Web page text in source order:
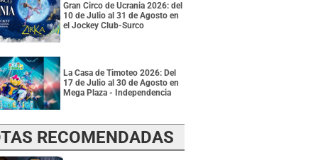
Gran Circo de Ucrania 2026: del
10 de Julio al 31 de Agosto en
el Jockey Club-Surco
La Casa de Timoteo 2026: Del
17 de Julio al 30 de Agosto en
Mega Plaza - Independencia
RECOMENDADAS